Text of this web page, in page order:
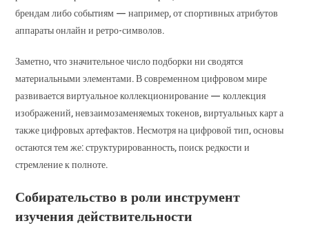
брендам либо событиям — например, от спортивных атрибутов
аппараты онлайн и ретро-символов.
Заметно, что значительное число подборки ни сводятся
материальными элементами. В современном цифровом мире
развивается виртуальное коллекционирование — коллекция
изображений, невзаимозаменяемых токенов, виртуальных карт а
также цифровых артефактов. Несмотря на цифровой тип, основы
остаются тем же: структурированность, поиск редкости и
стремление к полноте.
Собирательство в роли инструмент
изучения действительности